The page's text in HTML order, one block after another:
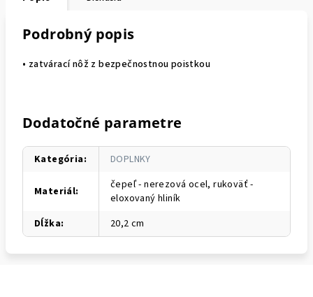
Podrobný popis
• zatvárací nôž z bezpečnostnou poistkou
Dodatočné parametre
Kategória: DOPLNKY
Materiál:
čepeľ - nerezová ocel, rukoväť -
eloxovaný hliník
Dĺžka: 20,2 cm